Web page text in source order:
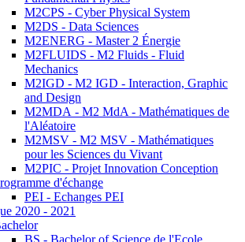
M2CPS - Cyber Physical System
M2DS - Data Sciences
M2ENERG - Master 2 Énergie
M2FLUIDS - M2 Fluids - Fluid
Mechanics
M2IGD - M2 IGD - Interaction, Graphic
and Design
M2MDA - M2 MdA - Mathématiques de
l'Aléatoire
M2MSV - M2 MSV - Mathématiques
pour les Sciences du Vivant
M2PIC - Projet Innovation Conception
d'échange
PEI - Echanges PEI
2020 - 2021
BS - Bachelor of Science de l'Ecole